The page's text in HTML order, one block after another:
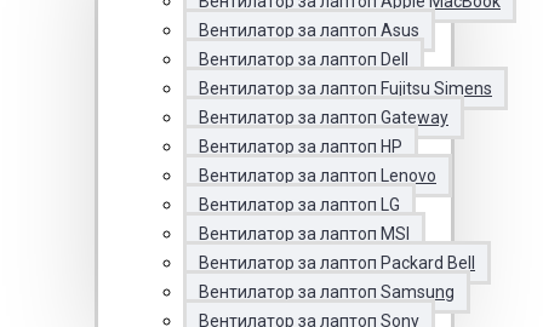
Вентилатор за лаптоп Asus
Вентилатор за лаптоп Dell
Вентилатор за лаптоп Fujitsu Simens
Вентилатор за лаптоп Gateway
Вентилатор за лаптоп HP
Вентилатор за лаптоп Lenovo
Вентилатор за лаптоп LG
Вентилатор за лаптоп MSI
Вентилатор за лаптоп Packard Bell
Вентилатор за лаптоп Samsung
Вентилатор за лаптоп Sony